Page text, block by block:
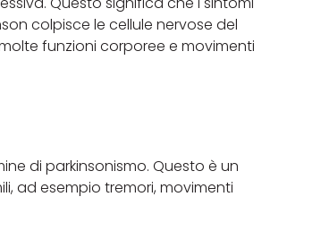
colpisce le cellule nervose del
funzioni corporee e movimenti
di parkinsonismo. Questo è un
ad esempio tremori, movimenti